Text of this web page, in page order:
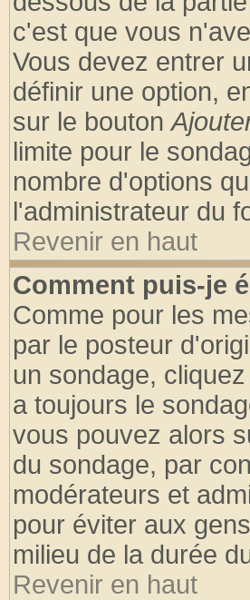
c'est que vous
Vous devez entrer
définir une option,
sur le bouton
limite pour le
nombre d'options
l'administrateur du
Revenir en haut
Comment puis-je
Comme pour les
par le posteur
un sondage,
a toujours le
vous pouvez alors
du sondage, par
modérateurs et
pour éviter aux
milieu de la durée
Revenir en haut